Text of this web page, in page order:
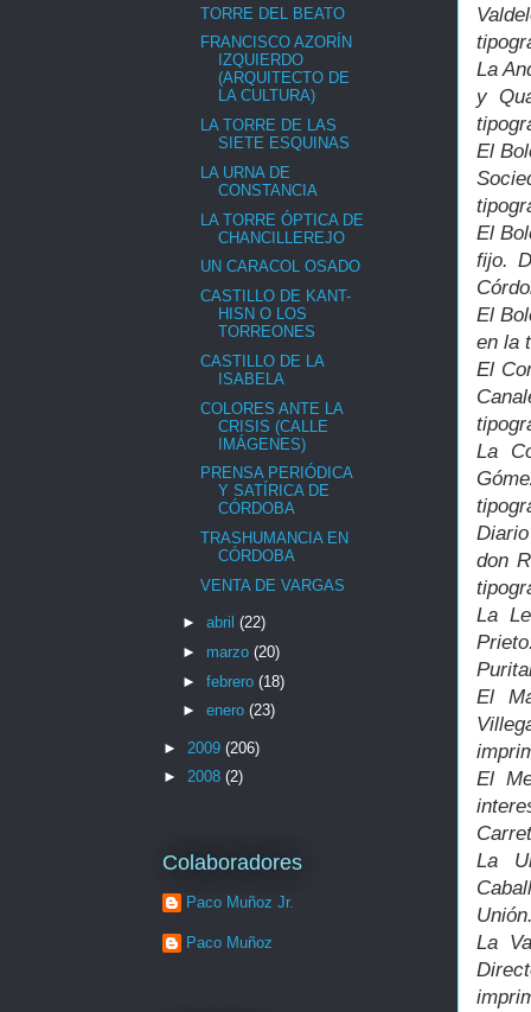
La
y
El
El
fijo.
El
en la
El
La
don
La
El
El
La
La
TORRE DEL BEATO
FRANCISCO AZORÍN
IZQUIERDO
(ARQUITECTO DE
LA CULTURA)
LA TORRE DE LAS
SIETE ESQUINAS
LA URNA DE
CONSTANCIA
LA TORRE ÓPTICA DE
CHANCILLEREJO
UN CARACOL OSADO
CASTILLO DE KANT-
HISN O LOS
TORREONES
CASTILLO DE LA
ISABELA
COLORES ANTE LA
CRISIS (CALLE
IMÁGENES)
PRENSA PERIÓDICA
Y SATÍRICA DE
CÓRDOBA
TRASHUMANCIA EN
CÓRDOBA
VENTA DE VARGAS
► abril (22)
► marzo (20)
► febrero (18)
► enero (23)
► 2009 (206)
► 2008 (2)
Colaboradores
Paco Muñoz Jr.
Paco Muñoz